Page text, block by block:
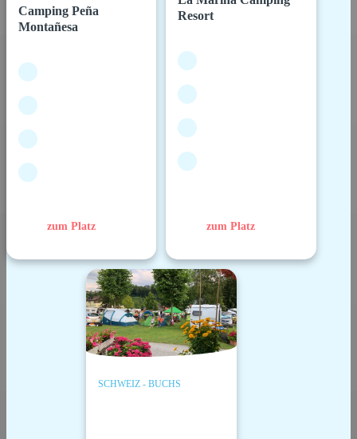
Camping Peña
Montañesa
zum Platz
Resort
zum Platz
SCHWEIZ - BUCHS